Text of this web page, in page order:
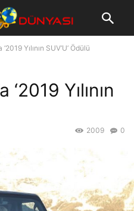
Yılının SUV’U’ Ödülü
Yılının
0
2009